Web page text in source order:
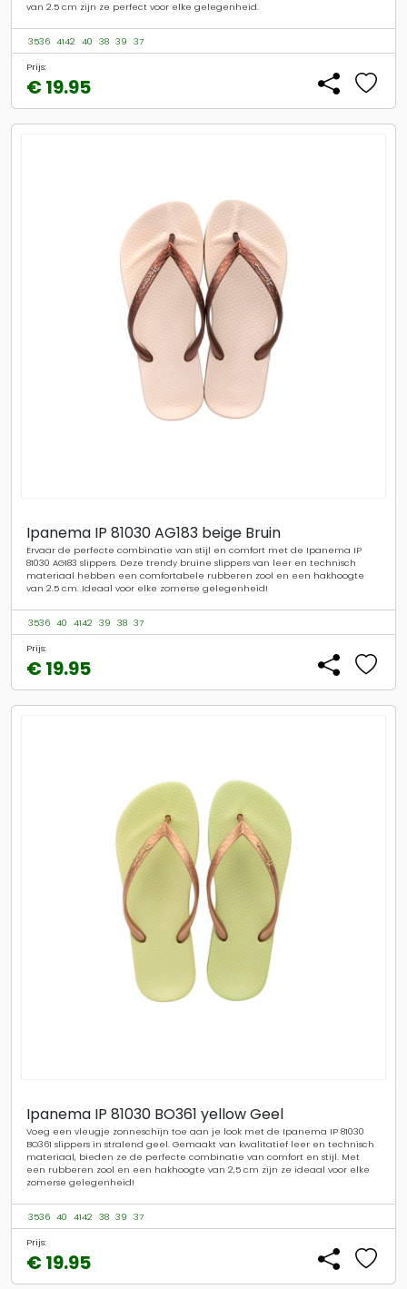
van 2.5 cm zijn ze perfect voor elke gelegenheid.
3536 4142 40 38 39 37
Prijs:
€ 19.95
Ipanema IP 81030 AG183 beige Bruin
Ervaar de perfecte combinatie van stijl en comfort met de Ipanema IP
81030 AG183 slippers. Deze trendy bruine slippers van leer en technisch
materiaal hebben een comfortabele rubberen zool en een hakhoogte
van 2.5 cm. Ideaal voor elke zomerse gelegenheid!
3536 40 4142 39 38 37
Prijs:
€ 19.95
Ipanema IP 81030 BO361 yellow Geel
Voeg een vleugje zonneschijn toe aan je look met de Ipanema IP 81030
BO361 slippers in stralend geel. Gemaakt van kwalitatief leer en technisch
materiaal, bieden ze de perfecte combinatie van comfort en stijl. Met
een rubberen zool en een hakhoogte van 2,5 cm zijn ze ideaal voor elke
zomerse gelegenheid!
3536 40 4142 38 39 37
Prijs:
€ 19.95